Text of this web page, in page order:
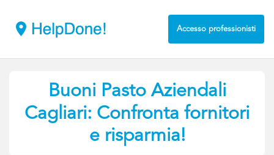
Accesso professionisti
Buoni Pasto Aziendali
Cagliari: Confronta fornitori
e risparmia!